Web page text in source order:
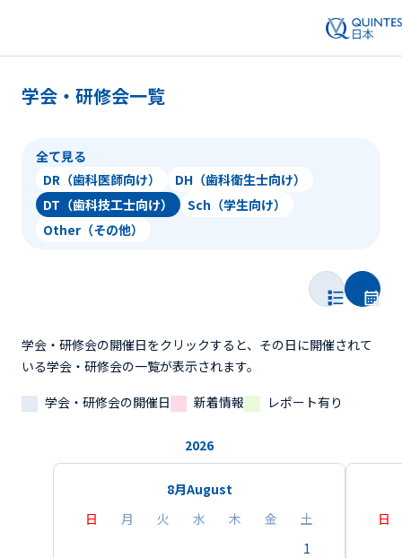
学会・研修会一覧
全て見る
DR（歯科医師向け）
DH（歯科衛生士向け）
DT（歯科技工士向け）
Sch（学生向け）
Other（その他）
学会・研修会の開催日をクリックすると、その日に開催されて
いる学会・研修会の一覧が表示されます。
学会・研修会の開催日
新着情報 レポート有り
2026
8月August
日
月 火 水 木 金
土
1
日